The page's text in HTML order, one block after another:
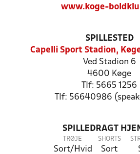
www.koge-
SPILLESTED
Capelli Sport Stadion,
Ved Stadion 6
4600 Køge
Tlf: 5665 1256
Tlf: 56640986
SPILLEDRAGT
TRØJE
Sort/Hvid
SHORTS
Sort